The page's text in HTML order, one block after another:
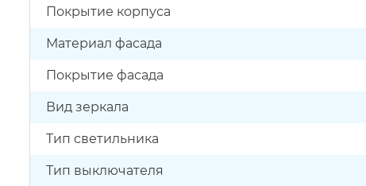
Покрытие корпуса
Материал фасада
Покрытие фасада
Вид зеркала
Тип светильника
Тип выключателя